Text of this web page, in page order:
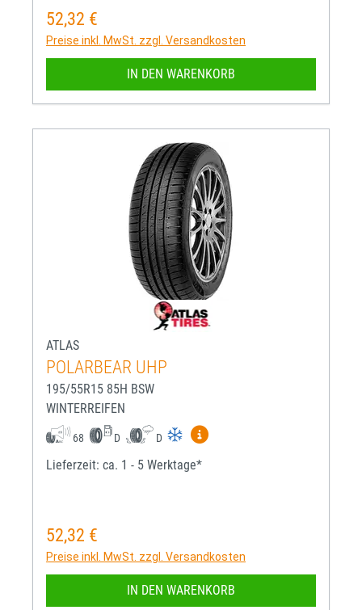
Regulärer Preis:
52,32 €
Preise inkl. MwSt. zzgl. Versandkosten
IN DEN WARENKORB
ATLAS
POLARBEAR UHP
195/55R15 85H BSW
WINTERREIFEN
68 D D
Mehr Informationen zum
Lieferzeit: ca. 1 - 5 Werktage*
Regulärer Preis:
52,32 €
Preise inkl. MwSt. zzgl. Versandkosten
IN DEN WARENKORB